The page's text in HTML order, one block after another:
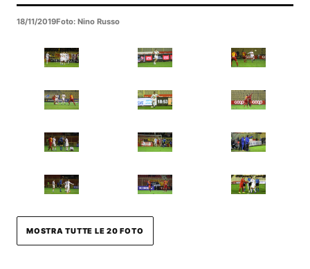
18/11/2019Foto: Nino Russo
MOSTRA TUTTE LE 20 FOTO